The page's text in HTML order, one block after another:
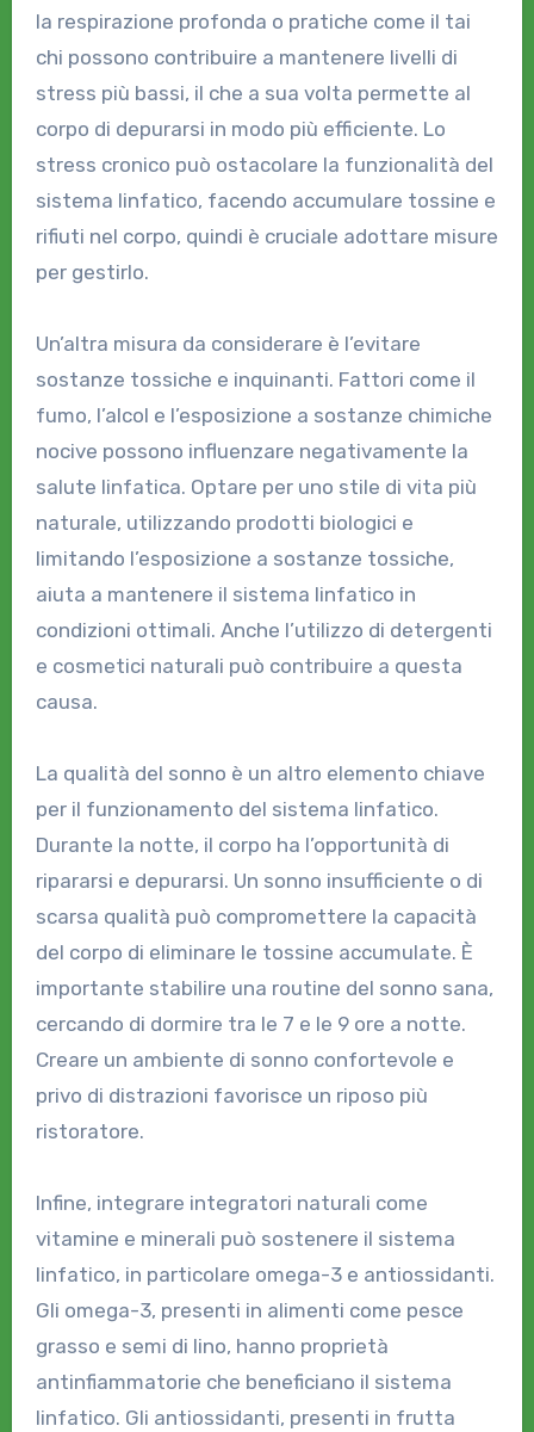
la respirazione profonda o pratiche come il tai
chi possono contribuire a mantenere livelli di
stress più bassi, il che a sua volta permette al
corpo di depurarsi in modo più efficiente. Lo
stress cronico può ostacolare la funzionalità del
sistema linfatico, facendo accumulare tossine e
rifiuti nel corpo, quindi è cruciale adottare misure
per gestirlo.
Un’altra misura da considerare è l’evitare
sostanze tossiche e inquinanti. Fattori come il
fumo, l’alcol e l’esposizione a sostanze chimiche
nocive possono influenzare negativamente la
salute linfatica. Optare per uno stile di vita più
naturale, utilizzando prodotti biologici e
limitando l’esposizione a sostanze tossiche,
aiuta a mantenere il sistema linfatico in
condizioni ottimali. Anche l’utilizzo di detergenti
e cosmetici naturali può contribuire a questa
causa.
La qualità del sonno è un altro elemento chiave
per il funzionamento del sistema linfatico.
Durante la notte, il corpo ha l’opportunità di
ripararsi e depurarsi. Un sonno insufficiente o di
scarsa qualità può compromettere la capacità
del corpo di eliminare le tossine accumulate. È
importante stabilire una routine del sonno sana,
cercando di dormire tra le 7 e le 9 ore a notte.
Creare un ambiente di sonno confortevole e
privo di distrazioni favorisce un riposo più
ristoratore.
Infine, integrare integratori naturali come
vitamine e minerali può sostenere il sistema
linfatico, in particolare omega-3 e antiossidanti.
Gli omega-3, presenti in alimenti come pesce
grasso e semi di lino, hanno proprietà
antinfiammatorie che beneficiano il sistema
linfatico. Gli antiossidanti, presenti in frutta